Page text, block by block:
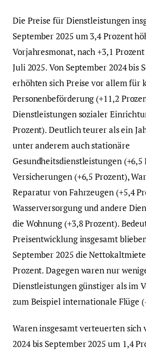
Die Preise für Dienstleistungen
September 2025 um 3,4 Prozent
Vorjahresmonat, nach +3,1
Juli 2025. Von September 2024 bis
erhöhten sich Preise vor allem für
Personenbeförderung (+11,2
Dienstleistungen sozialer
Prozent). Deutlich teurer als ein
unter anderem auch stationäre
Gesundheitsdienstleistungen (+6,5
Versicherungen (+6,5 Prozent),
Reparatur von Fahrzeugen (+5,4
Wasserversorgung und andere
die Wohnung (+3,8 Prozent).
Preisentwicklung insgesamt
September 2025 die
Prozent. Dagegen waren nur
Dienstleistungen günstiger als im
zum Beispiel internationale Flüge
Waren insgesamt verteuerten sich
2024 bis September 2025 um 1,4